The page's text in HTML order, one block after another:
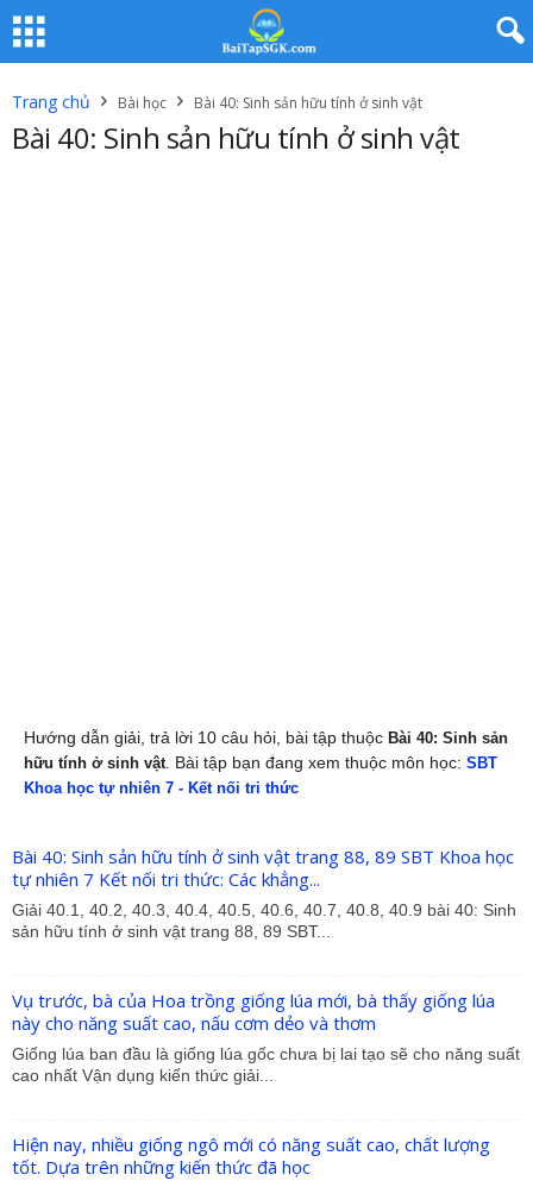
Trang chủ Bài học Bài 40: Sinh sản hữu tính ở sinh vật
Bài 40: Sinh sản hữu tính ở sinh vật
Hướng dẫn giải, trả lời 10 câu hỏi, bài tập thuộc Bài 40: Sinh sản
hữu tính ở sinh vật . Bài tập bạn đang xem thuộc môn học: SBT
Khoa học tự nhiên 7 - Kết nối tri thức
Bài 40: Sinh sản hữu tính ở sinh vật trang 88, 89 SBT Khoa học
tự nhiên 7 Kết nối tri thức: Các khẳng...
Giải 40.1, 40.2, 40.3, 40.4, 40.5, 40.6, 40.7, 40.8, 40.9 bài 40: Sinh
sản hữu tính ở sinh vật trang 88, 89 SBT...
Vụ trước, bà của Hoa trồng giống lúa mới, bà thấy giống lúa
này cho năng suất cao, nấu cơm dẻo và thơm
Giống lúa ban đầu là giống lúa gốc chưa bị lai tạo sẽ cho năng suất
cao nhất Vận dụng kiến thức giải...
Hiện nay, nhiều giống ngô mới có năng suất cao, chất lượng
tốt. Dựa trên những kiến thức đã học